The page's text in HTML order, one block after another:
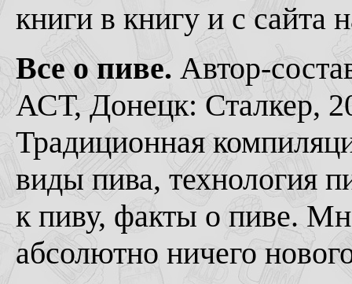
книги в книгу и с сайта
Все о пиве. Автор-
АСТ, Донецк: Сталкер,
Традиционная
виды пива, технология
к пиву, факты о пиве.
абсолютно ничего